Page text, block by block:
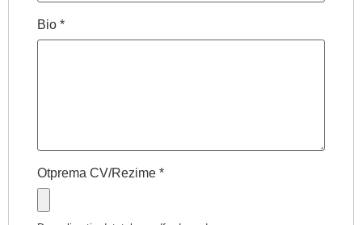
Bio *
Otprema CV/Rezime *